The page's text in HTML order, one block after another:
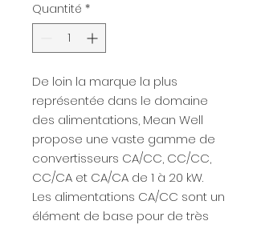
Quantité *
De loin la marque la plus
représentée dans le domaine
des alimentations, Mean Well
propose une vaste gamme de
convertisseurs CA/CC, CC/CC,
CC/CA et CA/CA de 1 à 20 kW.
Les alimentations CA/CC sont un
élément de base pour de très